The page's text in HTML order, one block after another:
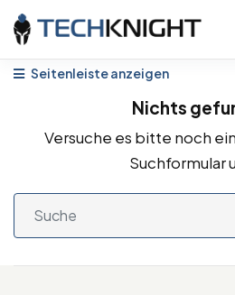
Seitenleiste anzeigen
Nichts
Versuche es bitte noch
Suchformular